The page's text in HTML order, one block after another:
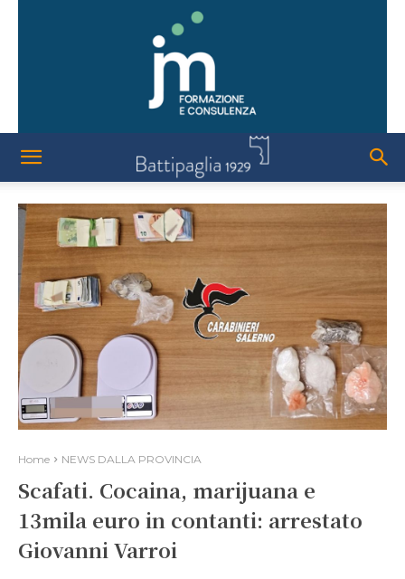
Home NEWS DALLA PROVINCIA
Scafati. Cocaina, marijuana e
13mila euro in contanti: arrestato
Giovanni Varroi